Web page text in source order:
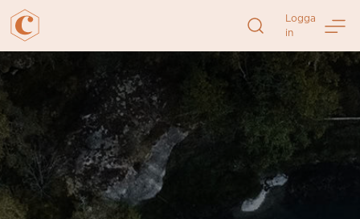
Direkt
till
sidans
innehåll
Logga
in